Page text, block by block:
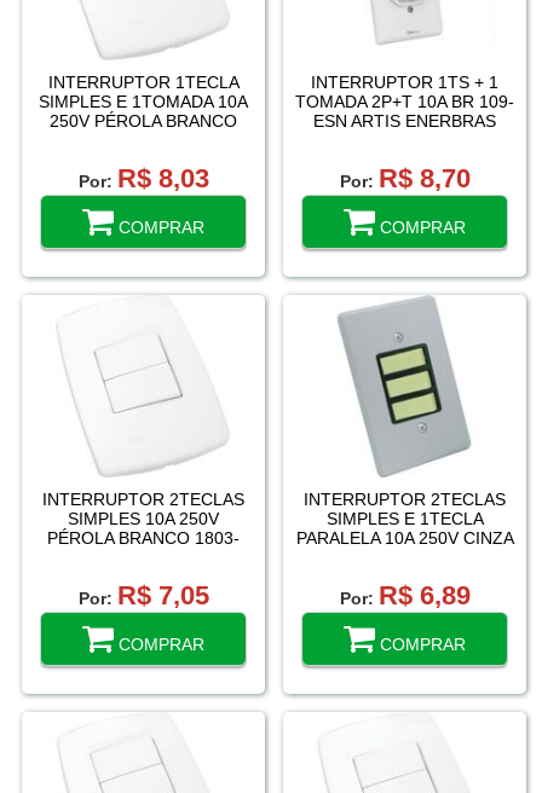
INTERRUPTOR 1TECLA
SIMPLES E 1TOMADA 10A
250V PÉROLA BRANCO
Por: R$ 8,03
COMPRAR
INTERRUPTOR 1TS + 1
TOMADA 2P+T 10A BR 109-
ESN ARTIS ENERBRAS
Por: R$ 8,70
COMPRAR
INTERRUPTOR 2TECLAS
SIMPLES 10A 250V
PÉROLA BRANCO 1803-
Por: R$ 7,05
COMPRAR
INTERRUPTOR 2TECLAS
SIMPLES E 1TECLA
PARALELA 10A 250V CINZA
Por: R$ 6,89
COMPRAR